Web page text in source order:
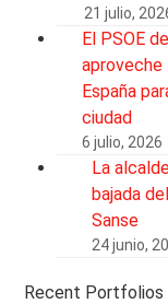
21 julio,
El PSOE
aproveche
España
ciudad
6 julio, 2026
La
bajada
Sanse
24 junio,
Recent Portfolios